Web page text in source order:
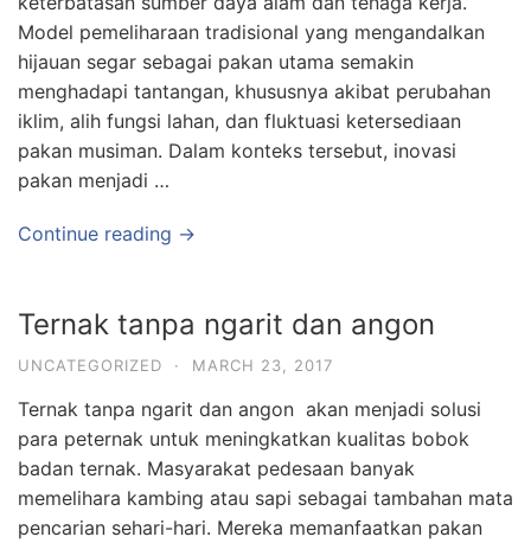
Model pemeliharaan tradisional yang mengandalkan
hijauan segar sebagai pakan utama semakin
menghadapi tantangan, khususnya akibat perubahan
iklim, alih fungsi lahan, dan fluktuasi ketersediaan
pakan musiman. Dalam konteks tersebut, inovasi
pakan menjadi …
Continue reading →
Ternak tanpa ngarit dan angon
UNCATEGORIZED · MARCH 23, 2017
Ternak tanpa ngarit dan angon akan menjadi solusi
para peternak untuk meningkatkan kualitas bobok
badan ternak. Masyarakat pedesaan banyak
memelihara kambing atau sapi sebagai tambahan mata
pencarian sehari-hari. Mereka memanfaatkan pakan